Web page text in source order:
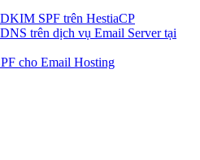
SPF trên HestiaCP
trên dịch vụ Email Server tại
cho Email Hosting